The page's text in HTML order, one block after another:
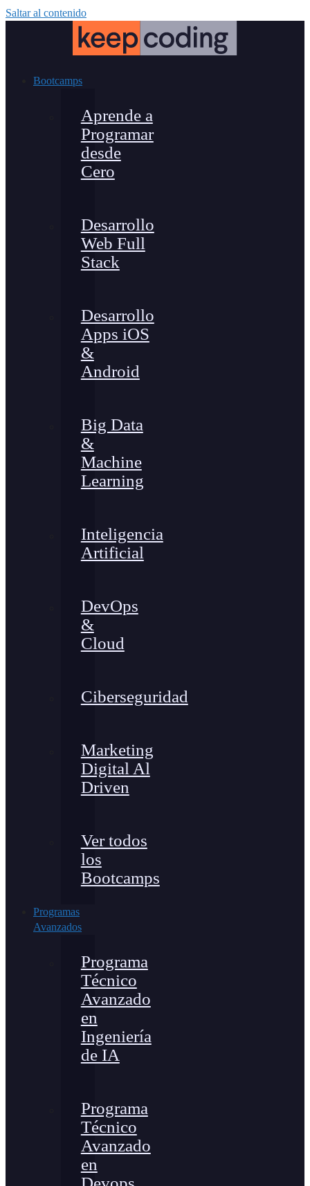
Saltar al contenido
Bootcamps
Aprende a
Programar
desde
Cero
Desarrollo
Web Full
Stack
Desarrollo
Apps iOS
&
Android
Big Data
&
Machine
Learning
Inteligencia
Artificial
DevOps
&
Cloud
Ciberseguridad
Marketing
Digital Al
Driven
Ver todos
los
Bootcamps
Programas
Avanzados
Programa
Técnico
Avanzado
en
Ingeniería
de IA
Programa
Técnico
Avanzado
en